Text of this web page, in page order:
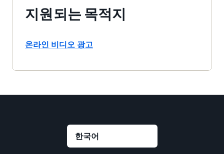
지원되는 목적지
온라인 비디오 광고